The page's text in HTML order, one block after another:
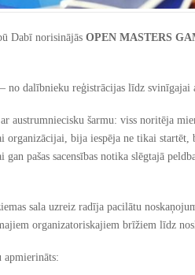
Dabī norisinājās OPEN MASTERS
dalībnieku reģistrācijas līdz svinīgajai
ar austrumniecisku šarmu: viss noritēja
organizācijai, bija iespēja ne tikai startēt,
gan pašas sacensības notika slēgtajā
sala uzreiz radīja pacilātu
organizatoriskajiem brīžiem līdz
apmierināts: